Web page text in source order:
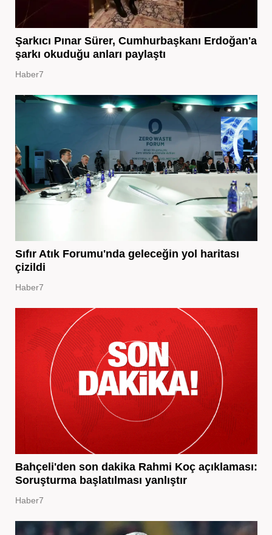
Şarkıcı Pınar Sürer, Cumhurbaşkanı Erdoğan'a
şarkı okuduğu anları paylaştı
Haber7
Sıfır Atık Forumu'nda geleceğin yol haritası
çizildi
Haber7
Bahçeli'den son dakika Rahmi Koç açıklaması:
Soruşturma başlatılması yanlıştır
Haber7